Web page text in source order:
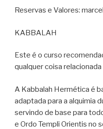
Reservas e Valores:
KABBALAH
Este é o curso
qualquer coisa
A Kabbalah Hermética é
adaptada para a alquimia
servindo de base para
e Ordo Templi Orientis no